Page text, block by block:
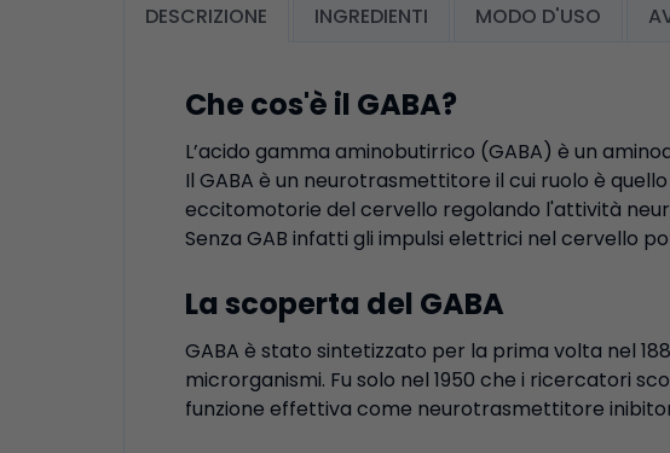
DESCRIZIONE INGREDIENTI MODO D'USO
Che cos'è il GABA?
L’acido gamma aminobutirrico (GABA) è un
Il GABA è un neurotrasmettitore il cui ruolo è
eccitomotorie del cervello regolando l'attività
Senza GAB infatti gli impulsi elettrici nel cervello
La scoperta del GABA
GABA è stato sintetizzato per la prima volta nel
microrganismi. Fu solo nel 1950 che i ricercatori
funzione effettiva come neurotrasmettitore